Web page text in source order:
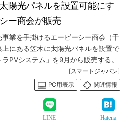
陽光パネルを設置可能にす
ー商会が販売
業を手掛けるエービーシー商会（千
にある笠木に太陽光パネルを設置で
PVシステム」を9月から販売する。
[スマートジャパン]
PC用表示
関連情報
LINE Hatena